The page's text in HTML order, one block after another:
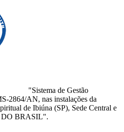
"Sistema de Gestão
2864/AN, nas instalações da
de Ibiúna (SP), Sede Central e
DO BRASIL".